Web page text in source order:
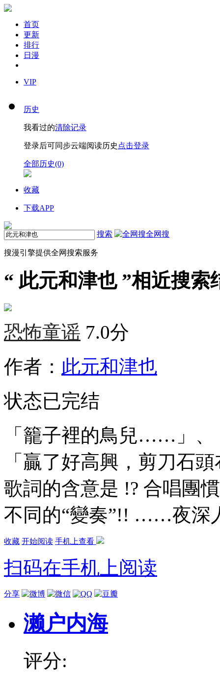
首页
更新
排行
日漫
VIP
历史
我看过的清除记录
登录后可同步云端阅读历史 点击登录
全部历史(0)
收藏
下载APP
搜索 全网搜
搜漫引擎提供全网搜索服务
“ 此元和津也 ”相近搜索
恐怖童谣 7.0分
作者： 此元和津也
状态已完结
「籠子裡的鳥兒……」
「贏了好高興，剪刀石
歌詞的含意是 !? 合唱團
不同的“變奏”!! ……夜深
收藏 开始阅读 手机上查看
扫码在手机上阅读
分享
濑户内海
评分: